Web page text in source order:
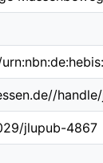
jlupub-4867